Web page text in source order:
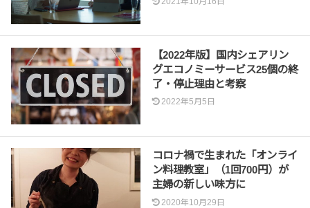
【2022年版】国内シェアリン
グエコノミーサービス25個の終
了・停止理由と考察
2022年5月5日
コロナ禍で生まれた「オンライ
ン料理教室」（1回700円）が
主婦の新しい味方に
2020年10月29日